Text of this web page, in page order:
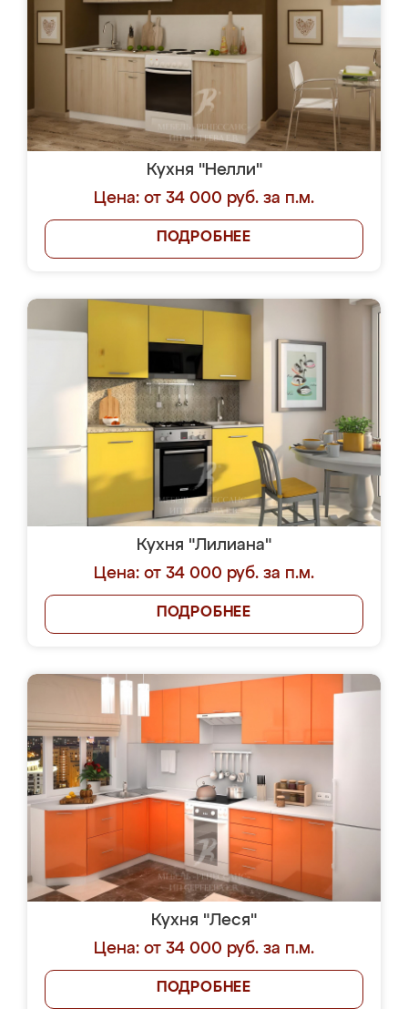
Кухня "Нелли"
Цена: от 34 000 руб. за п.м.
ПОДРОБНЕЕ
Кухня "Лилиана"
Цена: от 34 000 руб. за п.м.
ПОДРОБНЕЕ
Кухня "Леся"
Цена: от 34 000 руб. за п.м.
ПОДРОБНЕЕ